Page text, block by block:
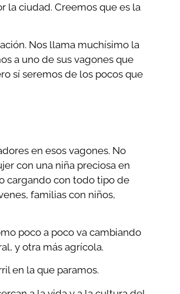
la ciudad. Creemos que es la
Nos llama muchísimo la
a uno de sus vagones que
sí seremos de los pocos que
en esos vagones. No
con una niña preciosa en
cargando con todo tipo de
familias con niños,
poco a poco va cambiando
y otra más agrícola.
en la que paramos.